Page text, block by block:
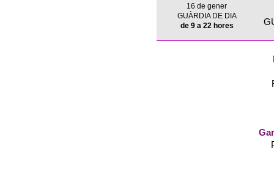
16 de gener
GUÀRDIA DE DIA
de 9 a 22 hores